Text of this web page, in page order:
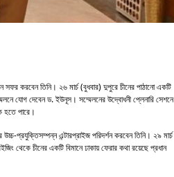
সফর করবেন তিনি। ২৬ মার্চ (বুধবার) দুপুরে চীনের পাঠানো একটি
যোগ দেবেন ড. ইউনূস। সম্মেলনের উদ্বোধনী প্লেনারি সেশনে
হতে পারে।
প্রযুক্তিসম্পন্ন এন্টারপ্রাইজ পরিদর্শন করবেন তিনি। ২৯ মার্চ
থেকে চীনের একটি বিমানে ঢাকায় ফেরার কথা রয়েছে প্রধান